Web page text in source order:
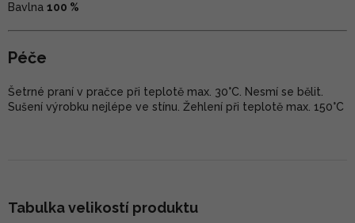
Bavlna 100 %
Péče
Šetrné praní v pračce při teplotě max. 30°C. Nesmí se bělit.
Sušení výrobku nejlépe ve stínu. Žehlení při teplotě max. 150°C
Tabulka velikostí produktu